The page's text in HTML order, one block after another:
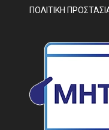
ΠΟΛΙΤΙΚΗ